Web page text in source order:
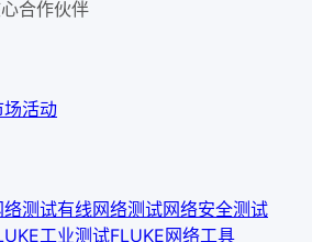
合作伙伴
场活动
测试有线网络测试网络安全测试
工业测试FLUKE网络工具